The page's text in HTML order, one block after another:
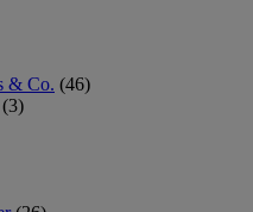
& Co. (46)
(3)